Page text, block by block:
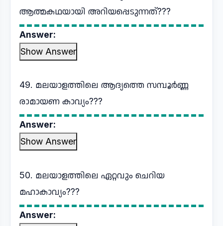
ആത്മകഥയായി അറിയപ്പെടുന്നത്???
Answer:
Show Answer
49. മലയാളത്തിലെ ആദ്യത്തെ സമ്പൂർണ്ണ
രാമായണ കാവ്യം???
Answer:
Show Answer
50. മലയാളത്തിലെ ഏറ്റവും ചെറിയ
മഹാകാവ്യം???
Answer: